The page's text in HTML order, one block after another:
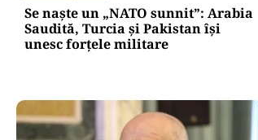
Se naște un „NATO sunnit”: Arabia
Saudită, Turcia și Pakistan își
unesc forțele militare